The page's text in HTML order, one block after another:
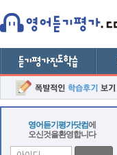
영어듣기평가닷컴에
오신것을환영합니다